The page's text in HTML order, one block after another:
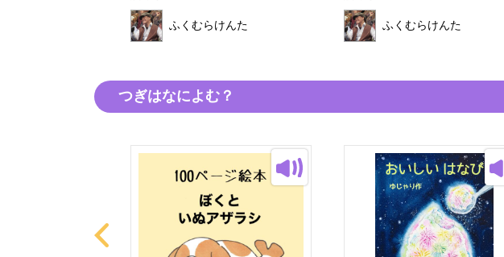
ふくむらけんた ふくむらけんた
つぎはなによむ？